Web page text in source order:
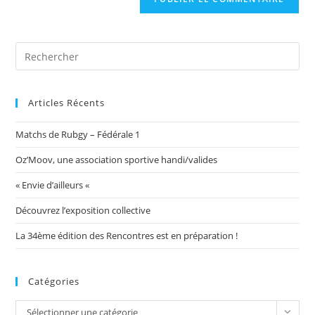
Articles Récents
Matchs de Rubgy – Fédérale 1
Oz’Moov, une association sportive handi/valides
« Envie d’ailleurs «
Découvrez l’exposition collective
La 34ème édition des Rencontres est en préparation !
Catégories
Catégories
Sélectionner une catégorie